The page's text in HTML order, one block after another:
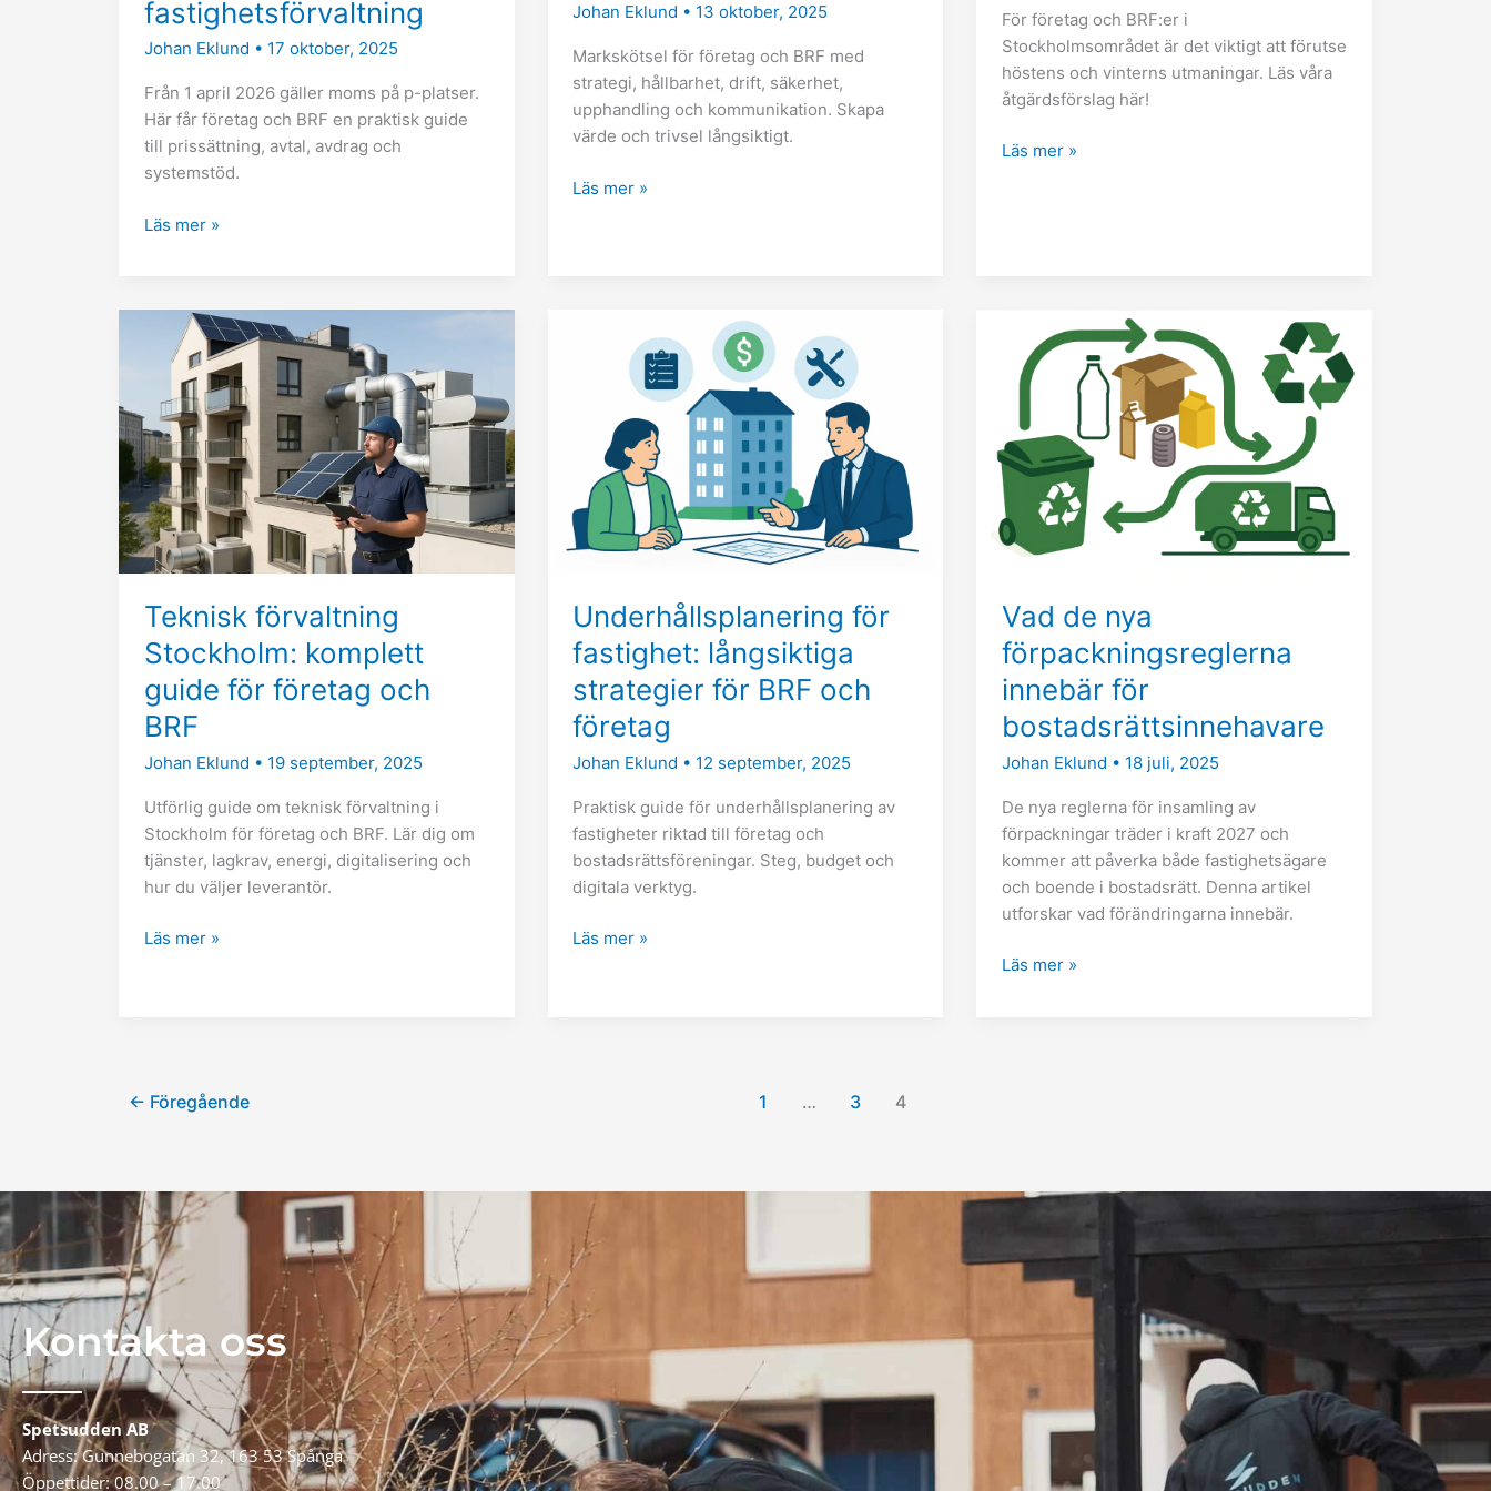
fastighetsförvaltning
Johan Eklund • 17 oktober, 2025
Från 1 april 2026 gäller moms på p-platser.
Här får företag och BRF en praktisk guide
till prissättning, avtal, avdrag och
systemstöd.
Läs mer »
Johan Eklund • 13 oktober, 2025
Markskötsel för företag och BRF med
strategi, hållbarhet, drift, säkerhet,
upphandling och kommunikation. Skapa
värde och trivsel långsiktigt.
Läs mer »
För företag och BRF:er i
Stockholmsområdet är det viktigt att förutse
höstens och vinterns utmaningar. Läs våra
åtgärdsförslag här!
Läs mer »
Teknisk förvaltning
Stockholm: komplett
guide för företag och
BRF
Johan Eklund • 19 september, 2025
Utförlig guide om teknisk förvaltning i
Stockholm för företag och BRF. Lär dig om
tjänster, lagkrav, energi, digitalisering och
hur du väljer leverantör.
Teknisk
förvaltning
Stockholm:
komplett
guide
för
företag
och
BRF
Läs mer »
Underhållsplanering för
fastighet: långsiktiga
strategier för BRF och
företag
Johan Eklund • 12 september, 2025
Praktisk guide för underhållsplanering av
fastigheter riktad till företag och
bostadsrättsföreningar. Steg, budget och
digitala verktyg.
Underhållsplanering
fastighet:
långsiktiga
strategier
för
BRF
och
Läs mer »
Vad de nya
förpackningsreglerna
innebär för
bostadsrättsinnehavare
Johan Eklund • 18 juli, 2025
De nya reglerna för insamling av
förpackningar träder i kraft 2027 och
kommer att påverka både fastighetsägare
och boende i bostadsrätt. Denna artikel
utforskar vad förändringarna innebär.
de
förpackningsreglerna
innebär
för
bostadsrättsinnehavare
Läs mer »
← Föregående 1 … 3 4
Kontakta oss
Spetsudden AB
Adress: Gunnebogatan 32,163 53 Spånga
Öppettider: 08.00 – 17.00